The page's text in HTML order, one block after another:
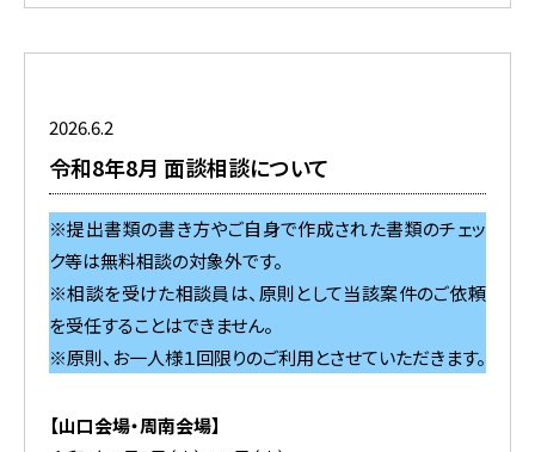
2026.6.2
令和8年8月 面談相談について
※提出書類の書き方やご自身で作成された書類のチェッ
ク等は無料相談の対象外です。
※相談を受けた相談員は、原則として当該案件のご依頼
を受任することはできません。
※原則、お一人様１回限りのご利用とさせていただきます。
【山口会場・周南会場】